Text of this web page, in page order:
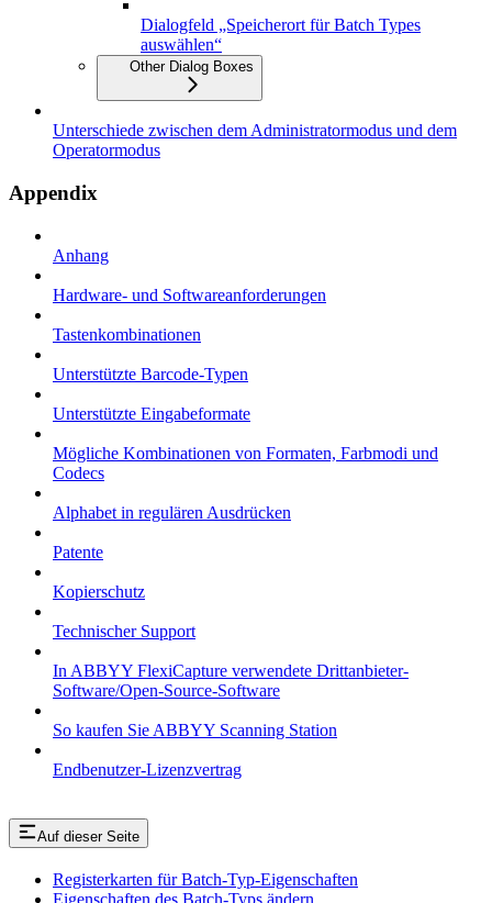
Dialogfeld „Speicherort für Batch Types
auswählen“
Other Dialog Boxes
Unterschiede zwischen dem Administratormodus und dem
Operatormodus
Appendix
Anhang
Hardware- und Softwareanforderungen
Tastenkombinationen
Unterstützte Barcode-Typen
Unterstützte Eingabeformate
Mögliche Kombinationen von Formaten, Farbmodi und
Codecs
Alphabet in regulären Ausdrücken
Patente
Kopierschutz
Technischer Support
In ABBYY FlexiCapture verwendete Drittanbieter-
Software/Open-Source-Software
So kaufen Sie ABBYY Scanning Station
Endbenutzer-Lizenzvertrag
Auf dieser Seite
Registerkarten für Batch-Typ-Eigenschaften